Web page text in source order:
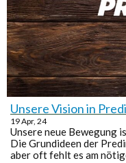
Unsere Vision in
19Apr, 24
Unsere neue Bewegung
Die Grundideen der
aber oft fehlt es am